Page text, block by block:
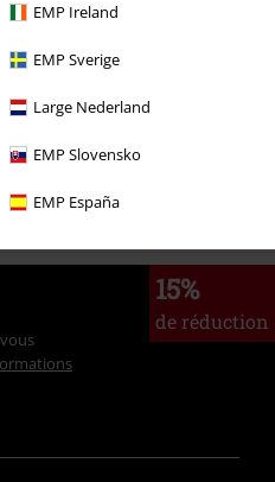
EMP Ireland
EMP Sverige
Large Nederland
EMP Slovensko
EMP España
Thèmes Poudlard
Vêtements Pulls
15%
de réduction